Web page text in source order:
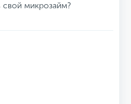
свой микрозайм?